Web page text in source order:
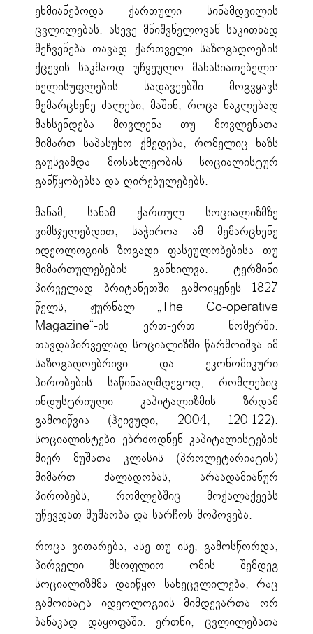
ეხმიანებოდა ქართული სინამდვილის
ცვლილებას. ასევე მნიშვნელოვან საკითხად
მეჩვენება თავად ქართველი საზოგადოების
ქცევის საკმაოდ უჩვეულო მახასიათებელი:
ხელისუფლების სადავეებში მოგვყავს
მემარცხენე ძალები, მაშინ, როცა ნაკლებად
მახსენდება მოვლენა თუ მოვლენათა
მიმართ საპასუხო ქმედება, რომელიც ხაზს
გაუსვამდა მოსახლეობის სოციალისტურ
განწყობებსა და ღირებულებებს.
მანამ, სანამ ქართულ სოციალიზმზე
ვიმსჯელებდით, საჭიროა ამ მემარცხენე
იდეოლოგიის ზოგადი ფასეულობებისა თუ
მიმართულებების განხილვა. ტერმინი
პირველად ბრიტანეთში გამოიყენეს 1827
წელს, ჟურნალ „The Co-operative
Magazine“-ის ერთ-ერთ ნომერში.
თავდაპირველად სოციალიზმი წარმოიშვა იმ
საზოგადოებრივი და ეკონომიკური
პირობების საწინააღმდეგოდ, რომლებიც
ინდუსტრიული კაპიტალიზმის ზრდამ
გამოიწვია (ჰეივუდი, 2004, 120-122).
სოციალისტები ებრძოდნენ კაპიტალისტების
მიერ მუშათა კლასის (პროლეტარიატის)
მიმართ ძალადობას, არაადამიანურ
პირობებს, რომლებშიც მოქალაქეებს
უწევდათ მუშაობა და სარჩოს მოპოვება.
როცა ვითარება, ასე თუ ისე, გამოსწორდა,
პირველი მსოფლიო ომის შემდეგ
სოციალიზმმა დაიწყო სახეცვლილება, რაც
გამოიხატა იდეოლოგიის მიმდევართა ორ
ბანაკად დაყოფაში: ერთნი, ცვლილებათა